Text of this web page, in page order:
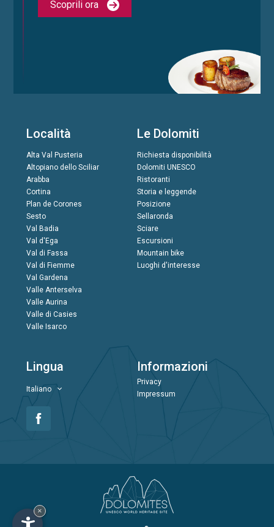
Scoprili ora
Località
Alta Val Pusteria
Altopiano dello Sciliar
Arabba
Cortina
Plan de Corones
Sesto
Val Badia
Val d'Ega
Val di Fassa
Val di Fiemme
Val Gardena
Valle Anterselva
Valle Aurina
Valle di Casies
Valle Isarco
Le Dolomiti
Richiesta disponibilità
Dolomiti UNESCO
Ristoranti
Storia e leggende
Posizione
Sellaronda
Sciare
Escursioni
Mountain bike
Luoghi d'interesse
Lingua
Italiano
Informazioni
Privacy
Impressum
×